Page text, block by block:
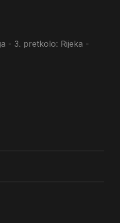
- 3. pretkolo: Rijeka -